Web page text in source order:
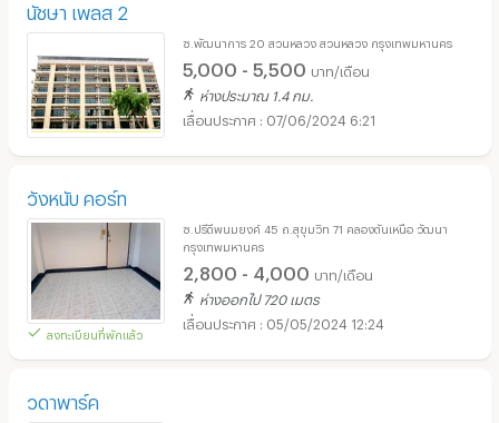
นัชษา เพลส 2
ซ.พัฒนาการ 20 สวนหลวง สวนหลวง กรุงเทพมหานคร
5,000 - 5,500 บาท/เดือน
ห่างประมาณ 1.4 กม.
07/06/2024 6:21
วังหนับ คอร์ท
ลงทะเบียนที่พักแล้ว
ซ.ปรีดีพนมยงค์ 45 ถ.สุขุมวิท 71 คลองตันเหนือ วัฒนา
กรุงเทพมหานคร
2,800 - 4,000 บาท/เดือน
ห่างออกไป 720 เมตร
05/05/2024 12:24
วดาพาร์ค